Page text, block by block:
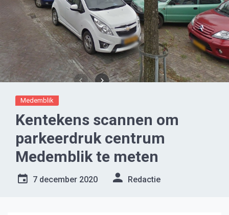
Medemblik
Kentekens scannen om
parkeerdruk centrum
Medemblik te meten
7 december 2020 Redactie